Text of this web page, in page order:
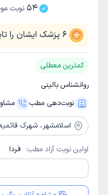
54 نوبت
6 پزشک ایشان را
کمترین معطلی
روانشناس بالینی
نوبت‌دهی مطب
اسلامشهر، شهرک قائمیه، کوچه 18، پلاک
اولین نوبت آزاد مطب: فردا